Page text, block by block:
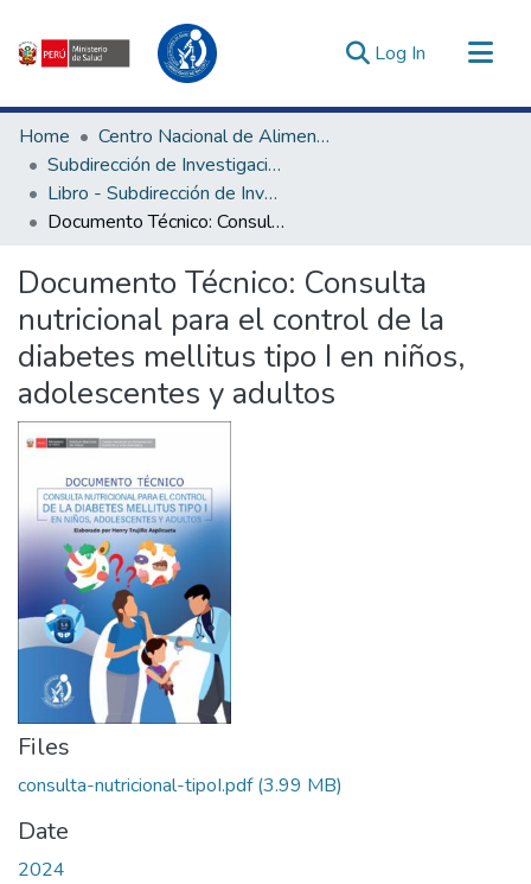
Log In (current)
Communities & Collections
All of DSpace
Statistics
Estadísticas Externas
Enlaces de interés ▾
Home
Centro Nacional de Alimentación, Nutrición y Vida Saludable
Subdirección de Investigación y Tecnologías en Alimentación y Vida Saludable
Libro - Subdirección de Investigación y Tecnologías en Alimentación y Vida Saludable
Documento Técnico: Consulta nutricional para el control de la diabetes mellitus tipo I en niños, adolescentes y adultos
Documento Técnico: Consulta
nutricional para el control de la
diabetes mellitus tipo I en niños,
adolescentes y adultos
Files
consulta-nutricional-tipoI.pdf(3.99 MB)
Date
2024